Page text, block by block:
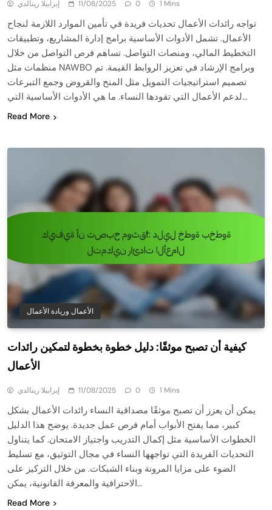
إيزابيلا رينالدي 11/08/2025 0 1 Mins
تواجه رائدات الأعمال تحديات فريدة في تأمين الموارد اللازمة لنجاح
الأعمال. تشمل الأدوات الأساسية برامج إدارة المشاريع، وتطبيقات
التخطيط المالي، ومنصات التواصل. تساهم فرص التواصل من خلال
منظمات مثل NAWBO وبرامج الإرشاد في تعزيز الروابط القيمة. تم
تصميم استراتيجيات التمويل مثل المنح والقروض وجمع التبرعات
لدعم الأعمال التي تقودها النساء. ما هي الأدوات الأساسية التي…
Read More
الأعمال وريادة الأعمال
كيفية أن تصبح موثقًا: دليل خطوة بخطوة لتمكين رائدات
الأعمال
إيزابيلا رينالدي 11/08/2025 0 1 Mins
يمكن أن يعزز أن تصبح موثقًا مصداقية النساء رائدات الأعمال بشكل
كبير، مما يفتح الأبواب أمام فرص عمل جديدة. يوضح هذا الدليل
الخطوات الأساسية مثل إكمال التدريب واجتياز الامتحان. كما يتناول
التحديات الفريدة التي تواجهها النساء في مجال التوثيق، مع تسليط
الضوء على مزايا المرونة وبناء الشبكات. من خلال التركيز على
الاحترافية والمعرفة القانونية، يمكن…
Read More